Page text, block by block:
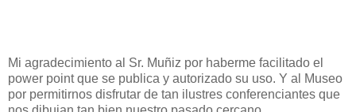
Mi agradecimiento al Sr. Muñiz por haberme facilitado el
power point que se publica y autorizado su uso. Y al Museo
por permitirnos disfrutar de tan ilustres conferenciantes que